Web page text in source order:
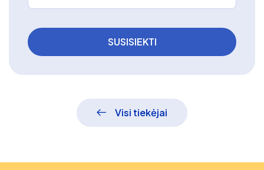
Visi tiekėjai